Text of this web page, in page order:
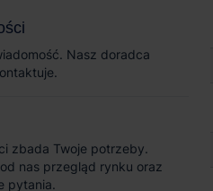
Nasz doradca
zbada Twoje potrzeby.
nas przegląd rynku oraz
pytania.
Nasz doradca
zbada Twoje potrzeby.
nas przegląd rynku oraz
pytania.